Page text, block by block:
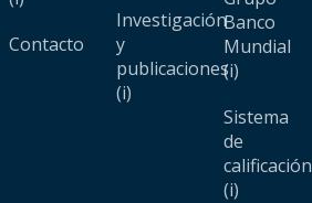
Contacto
Investigación
y
publicaciones
(i)
Banco
Mundial
(i)
Sistema
de
calificación
(i)